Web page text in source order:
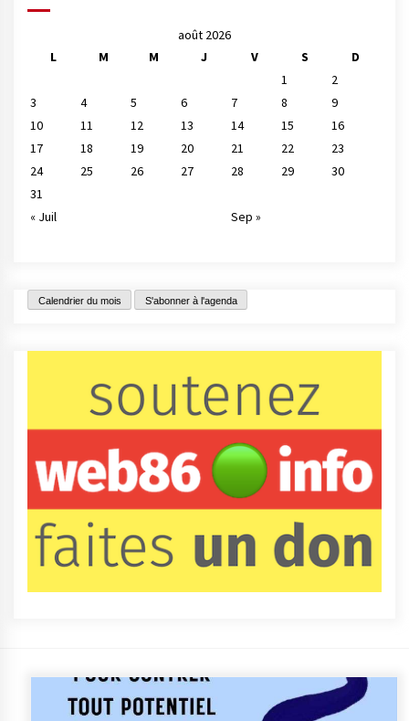
août 2026
L
M M J V S
D
1
2
3
4 5 6 7 8
9
10
11 12 13 14 15
16
17
18 19 20 21 22
23
24
25 26 27 28 29
30
31
« Juil
Sep »
Calendrier du mois S'abonner à l'agenda